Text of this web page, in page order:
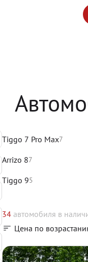
Tiggo 7 Pro Max7
Arrizo 87
Tiggo 95
34 автомобиля в
Цена по